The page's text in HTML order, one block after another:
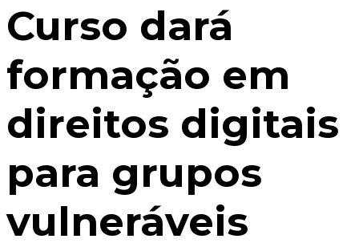
Curso dará
formação em
direitos digitais
para grupos
vulneráveis